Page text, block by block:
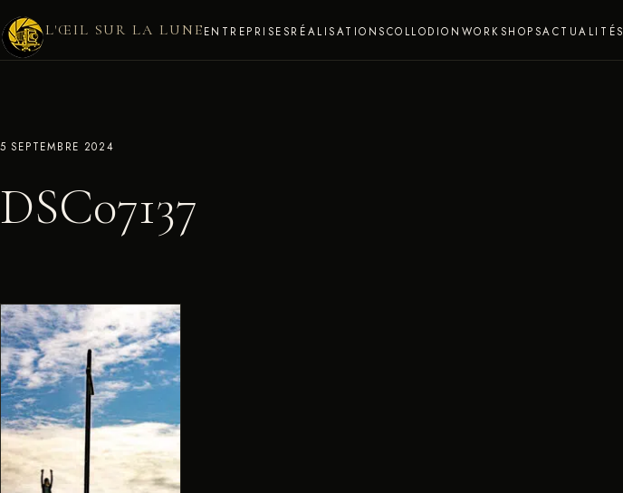
L'ŒIL SUR LA LUNEENTREPRISESRÉALISATIONSCOLLODION WORKSHOPSACTUALITÉS
5 SEPTEMBRE 2024
DSC07137